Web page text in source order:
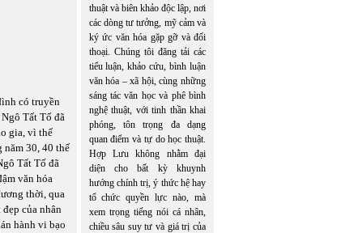
có truyền
Tất Tố đã
gia, vì thế
năm 30, 40 thế
Tất Tố đã
văn hóa
thời, qua
của nhân
hành vi bạo
thuật và biên khảo độc lập, nơi
các dòng tư tưởng, mỹ cảm và
ký ức văn hóa gặp gỡ và đối
thoại. Chúng tôi đăng tải các
tiểu luận, khảo cứu, bình luận
văn hóa – xã hội, cùng những
sáng tác văn học và phê bình
nghệ thuật, với tinh thần khai
phóng, tôn trọng đa dạng
quan điểm và tự do học thuật.
Hợp Lưu không nhằm đại
diện cho bất kỳ khuynh
hướng chính trị, ý thức hệ hay
tổ chức quyền lực nào, mà
xem trọng tiếng nói cá nhân,
chiều sâu suy tư và giá trị của